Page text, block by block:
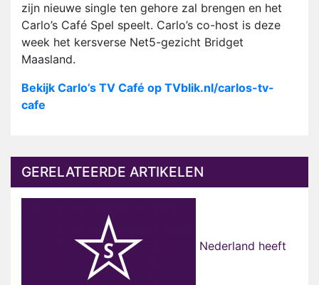
zijn nieuwe single ten gehore zal brengen en het
Carlo’s Café Spel speelt. Carlo’s co-host is deze
week het kersverse Net5-gezicht Bridget
Maasland.
Bekijk Carlo’s TV Café op TVblik.nl/carlos-tv-
cafe
GERELATEERDE ARTIKELEN
Nederland heeft